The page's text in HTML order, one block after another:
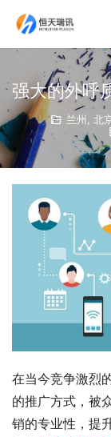
强大的外呼
兰州 北
在当今竞争激烈
的推广方式，被
销的专业性，提